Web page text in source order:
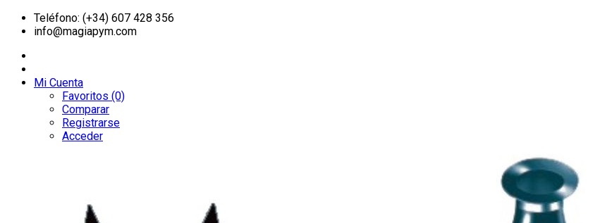
Teléfono: (+34) 607 428 356
info@magiapym.com
Mi Cuenta
Favoritos (0)
Comparar
Registrarse
Acceder